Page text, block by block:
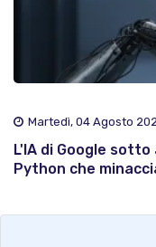
Martedì, 04 Agosto
L'IA di Google
Python che